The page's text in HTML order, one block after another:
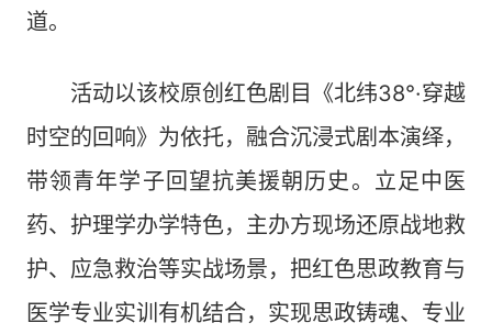
道。
活动以该校原创红色剧目《北纬38°·穿越
时空的回响》为依托，融合沉浸式剧本演绎，
带领青年学子回望抗美援朝历史。立足中医
药、护理学办学特色，主办方现场还原战地救
护、应急救治等实战场景，把红色思政教育与
医学专业实训有机结合，实现思政铸魂、专业